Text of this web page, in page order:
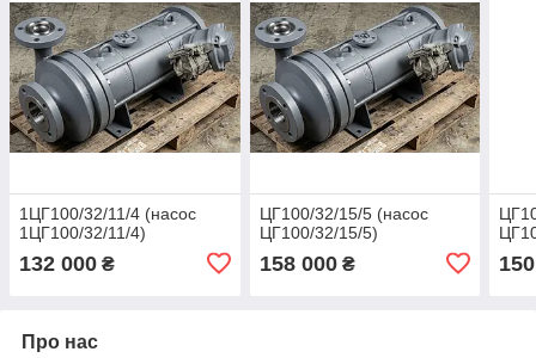
1ЦГ100/32/11/4 (насос
1ЦГ100/32/11/4)
132 000 ₴
ЦГ100/32/15/5 (насос
ЦГ100/32/15/5)
158 000₴
Про нас